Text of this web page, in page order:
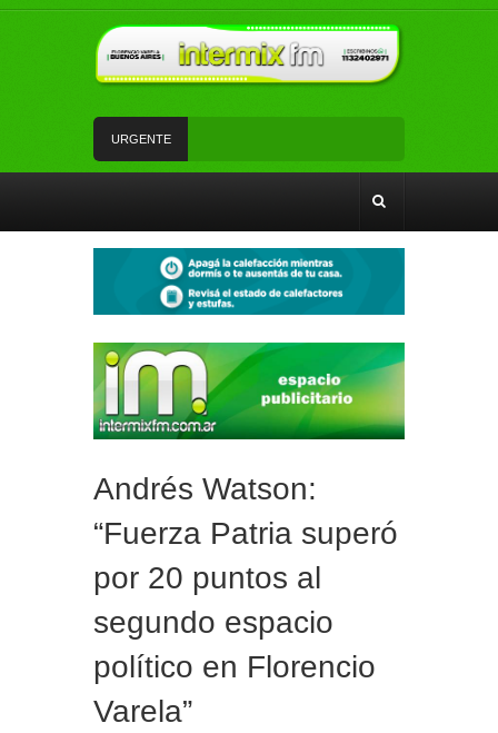
URGENTE
su viaje de egresados para cantar en la semifinal
de un programa de TV
La Red SUBE dejó de aplicar el 50% de
La Patrulla Urbana Municipal secuestró 11
vehículos durante un operativo de control en
Ezpeleta
Andrés Watson junto a vecinos y vecinas de San
Andrés Watson:
“Fuerza Patria superó
por 20 puntos al
segundo espacio
político en Florencio
Varela”